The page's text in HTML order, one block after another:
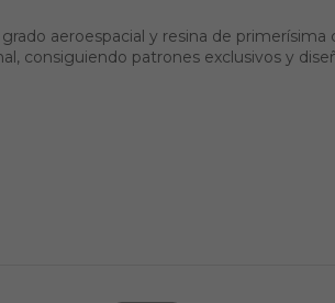
aeroespacial y resina de primerísima
consiguiendo patrones exclusivos y